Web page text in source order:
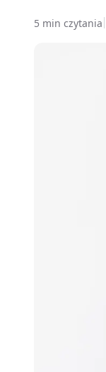
5 min czytania